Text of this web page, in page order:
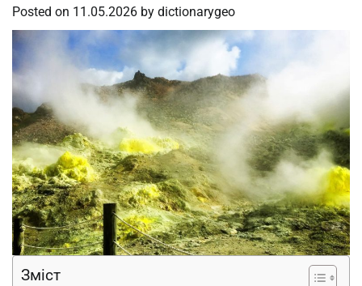
Posted on 11.05.2026 by dictionarygeo
Зміст